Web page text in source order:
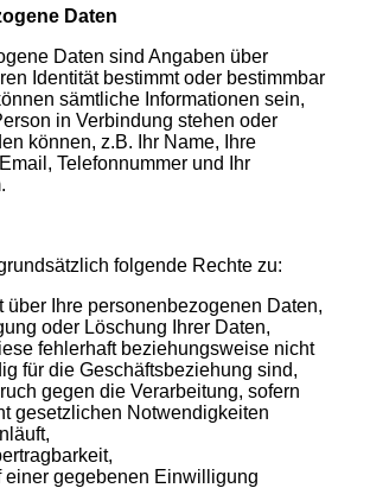
Daten
Daten sind Angaben über
Identität bestimmt oder bestimmbar
sämtliche Informationen sein,
in Verbindung stehen oder
können, z.B. Ihr Name, Ihre
Telefonnummer und Ihr
folgende Rechte zu:
über Ihre personenbezogenen Daten,
oder Löschung Ihrer Daten,
fehlerhaft beziehungsweise nicht
für die Geschäftsbeziehung sind,
gegen die Verarbeitung, sofern
gesetzlichen Notwendigkeiten
einer gegebenen Einwilligung